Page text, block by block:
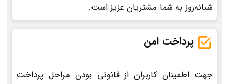
شبانه‌روز به شما مشتریان عزیز است.
پرداخت امن
جهت اطمینان کاربران از قانونی بودن مراحل پرداخت